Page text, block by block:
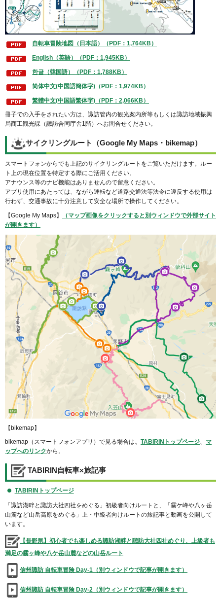
自転車冒険地図（日本語）（PDF：1,764KB）
English（英語）（PDF：1,945KB）
한글（韓国語）（PDF：1,788KB）
简体中文(中国語簡体字)（PDF：1,974KB）
繁體中文(中国語繁体字)（PDF：2,066KB）
冊子での入手をされたい方は、諏訪管内の観光案内所等もしくは諏訪地域振興
局商工観光課（諏訪合同庁舎1階）へお問合せください。
サイクリングルート（Google My Maps・bikemap）
スマートフォンからでも上記のサイクリングルートをご覧いただけます。ルー
ト上の現在位置を特定する際にご活用ください。
アナウンス等のナビ機能はありませんので留意ください。
アプリ使用にあたっては、ながら運転など道路交通法等法令に違反する使用は
行わず、交通事故に十分注意して安全な場所で操作してください。
【Google My Maps】
（マップ画像をクリックすると別ウィンドウで外部サイト
が開きます）
【bikemap】
bikemap（スマートフォンアプリ）で見る場合は、 TABIRINトップページ、 マ
ップへのリンクから。
TABIRIN自転車×旅記事
TABIRINトップページ
「諏訪湖畔と諏訪大社四社をめぐる」初級者向けルートと、「霧ケ峰や八ヶ岳
山麓など山岳高原をめぐる」上・中級者向けルートの旅記事と動画を公開して
います。
【長野県】初心者でも楽しめる諏訪湖畔と諏訪大社四社めぐり、上級者も
満足の霧ヶ峰や八ケ岳山麓などの山岳ルート
信州諏訪 自転車冒険 Day-1（別ウィンドウで記事が開きます）
信州諏訪 自転車冒険 Day-2（別ウィンドウで記事が開きます）